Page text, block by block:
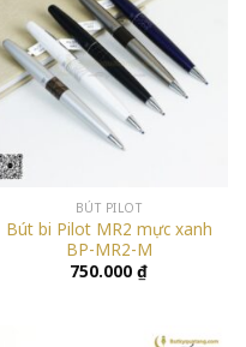
BÚT PILOT
Bút bi Pilot MR2 mực xanh
BP-MR2-M
750.000 ₫